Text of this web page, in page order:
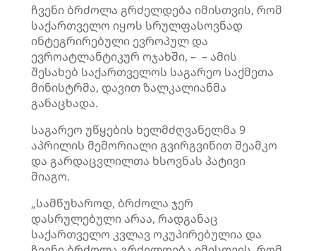
ჩვენი ბრძოლა გრძელდება იმისთვის, რომ
საქართველო იყოს სრულფასოვნად
ინტეგრირებული ევროპულ და
ევროატლანტიკურ ოჯახში, – – ამის
შესახებ საქართველოს საგარეო საქმეთა
მინისტრმა, დავით ზალკალიანმა
განაცხადა.
საგარეო უწყების ხელმძღვანელმა 9
აპრილის მემორიალი გვირგვინით შეამკო
და გარდაცვლილთა ხსოვნას პატივი
მიაგო.
„სამწუხაროდ, ბრძოლა ჯერ
დასრულებული არაა, რადგანაც
საქართველო კვლავ ოკუპირებულია და